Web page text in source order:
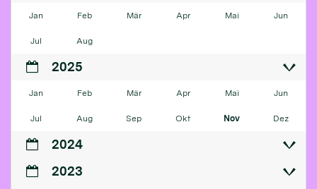
Jan Feb Mär Apr Mai Jun
Jul Aug
2025
Jan Feb Mär Apr Mai Jun
Jul Aug Sep Okt Nov Dez
2024
2023